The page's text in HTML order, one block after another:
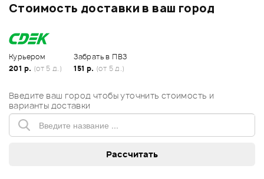
Стоимость доставки в ваш город
Курьером
201 р. (от 5 д.)
Забрать в ПВЗ
151 р. (от 5 д.)
Введите ваш город чтобы уточнить стоимость и
варианты доставки